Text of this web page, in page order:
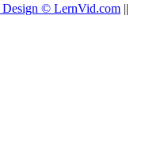
Design © LernVid.com ||